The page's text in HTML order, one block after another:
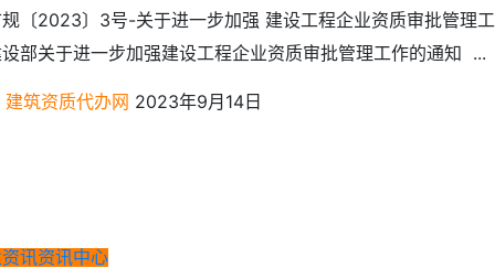
〔2023〕3号-关于进一步加强 建设工程企业资质审批管理
部关于进一步加强建设工程企业资质审批管理工作的通知 ...
建筑资质代办网 2023年9月14日
讯资讯中心